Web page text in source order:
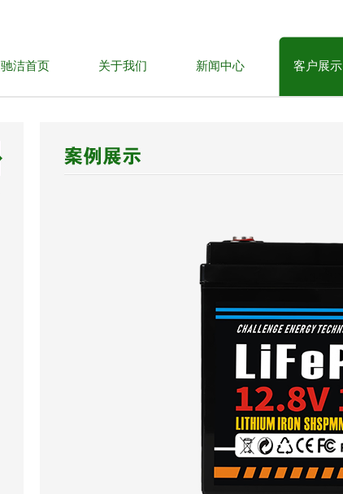
驰洁首页 关于我们 新闻中心 客户展示